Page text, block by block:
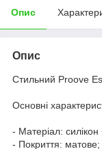
Опис
Опис
Стильний Proove
Основні
- Матеріал: силікон
- Покриття: матове;